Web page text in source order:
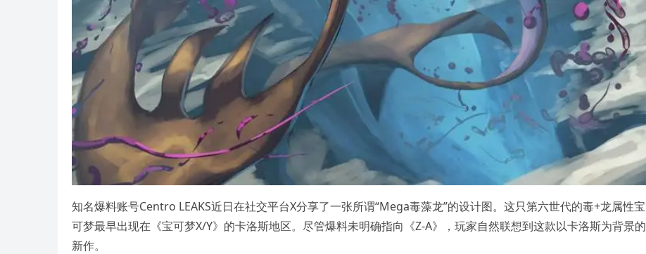
知名爆料账号Centro LEAKS近日在社交平台X分享了一张所谓“Mega毒藻龙”的设计图。这只第六世代的毒+龙属性宝
可梦最早出现在《宝可梦X/Y》的卡洛斯地区。尽管爆料未明确指向《Z-A》，玩家自然联想到这款以卡洛斯为背景的
新作。